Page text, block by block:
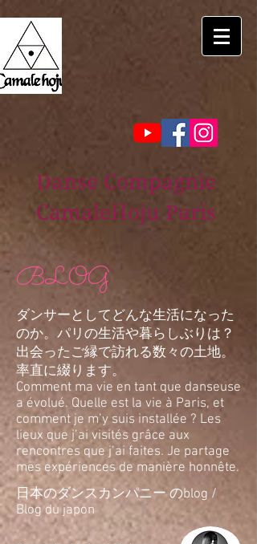
Danse Compagnie
CamaleHoju Paris
BLOG
ダンサーとしてどんな生活になった
のか。パリの生活や暮らしぶりは？
出会ったご縁で訪れる数々の土地。
率直に綴ります。
Comment ma vie en tant que danseuse
a évolué. Quelle est la vie à Paris, et
comment je m’y suis installée ? Les
lieux que j’ai visités grâce aux
rencontres que j’ai faites. Je partage
mes expériences de manière honnête.
日本のダンスカンパニー のblog /
Blog du japon